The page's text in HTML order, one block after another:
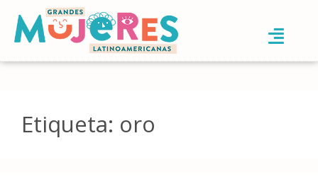
Etiqueta: oro